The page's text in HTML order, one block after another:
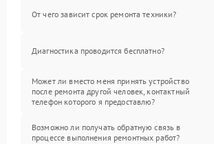
От чего зависит срок ремонта техники?
Диагностика проводится бесплатно?
Может ли вместо меня принять устройство
после ремонта другой человек, контактный
телефон которого я предоставлю?
Возможно ли получать обратную связь в
процессе выполнения ремонтных работ?